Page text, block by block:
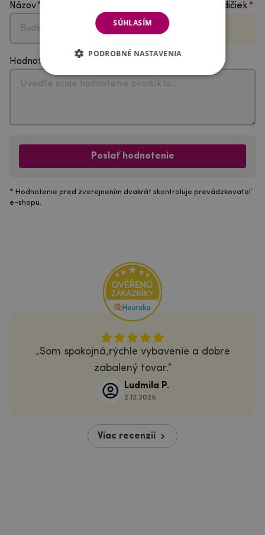
Názov Vyberte počet hviezdičiek
Hodnotenie
Poslať hodnotenie
* Hodnotenie pred zverejnením dvakrát skontroluje prevádzkovateľ
e-shopu.
Som spokojná,rýchle vybavenie a dobre
zabalený tovar.
Ludmila P.
2.12.2025
Viac recenzií
SÚHLASÍM
PODROBNÉ NASTAVENIA